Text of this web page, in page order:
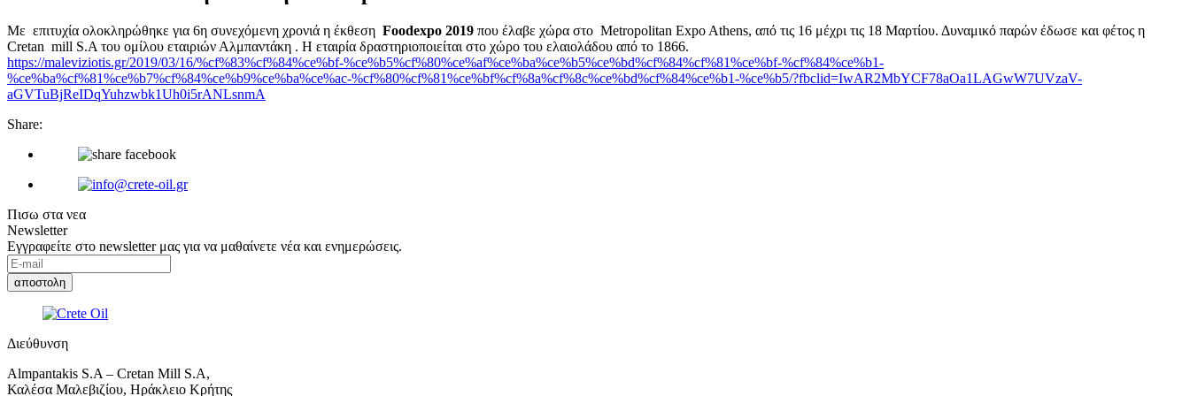
Με επιτυχία ολοκληρώθηκε για 6η συνεχόμενη χρονιά η έκθεση Foodexpo 2019 που έλαβε χώρα στο Metropolitan Expo Athens, από τις 16 μέχρι τις 18 Μαρτίου. Δυναμικό παρών έδωσε και φέτος η
Cretan mill S.A του ομίλου εταιριών Αλμπαντάκη . Η εταιρία δραστηριοποιείται στο χώρο του ελαιολάδου από το 1866.
https://maleviziotis.gr/2019/03/16/%cf%83%cf%84%ce%bf-%ce%b5%cf%80%ce%af%ce%ba%ce%b5%ce%bd%cf%84%cf%81%ce%bf-%cf%84%ce%b1-
%ce%ba%cf%81%ce%b7%cf%84%ce%b9%ce%ba%ce%ac-%cf%80%cf%81%ce%bf%cf%8a%cf%8c%ce%bd%cf%84%ce%b1-%ce%b5/?fbclid=IwAR2MbYCF78aOa1LAGwW7UVzaV-
aGVTuBjReIDqYuhzwbk1Uh0i5rANLsnmA
Share:
Πισω στα νεα
Newsletter
Εγγραφείτε στο newsletter μας για να μαθαίνετε νέα και ενημερώσεις.
Διεύθυνση
Almpantakis S.A – Cretan Mill S.A,
Καλέσα Μαλεβιζίου, Ηράκλειο Κρήτης